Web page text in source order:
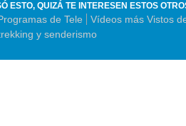
ESTO, QUIZÁ TE INTERESEN ESTOS
de Tele Vídeos más Vistos
y senderismo